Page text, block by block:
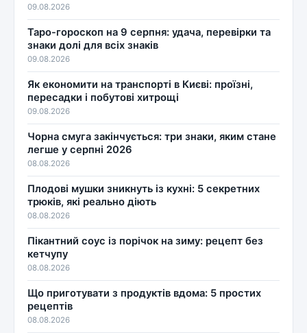
09.08.2026
Таро-гороскоп на 9 серпня: удача, перевірки та
знаки долі для всіх знаків
09.08.2026
Як економити на транспорті в Києві: проїзні,
пересадки і побутові хитрощі
09.08.2026
Чорна смуга закінчується: три знаки, яким стане
легше у серпні 2026
08.08.2026
Плодові мушки зникнуть із кухні: 5 секретних
трюків, які реально діють
08.08.2026
Пікантний соус із порічок на зиму: рецепт без
кетчупу
08.08.2026
Що приготувати з продуктів вдома: 5 простих
рецептів
08.08.2026